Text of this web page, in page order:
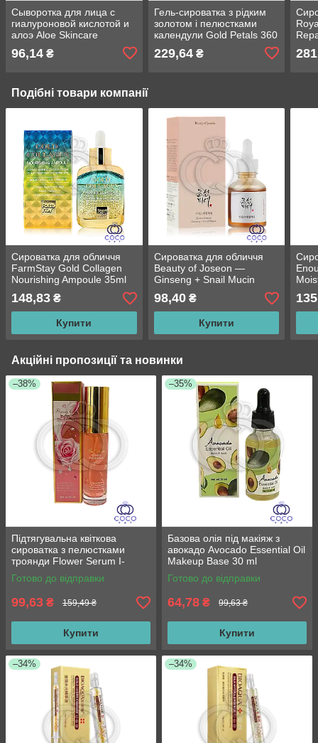
Сыворотка для лица с
гиалуроновой кислотой и
алоэ Aloe Skincare
Extract Serum Step 6
96,14 ₴
Гель-сироватка з рідким
золотом і пелюстками
календули Gold Petals 360
229,64₴
Подібні товари компанії
Сироватка для обличчя
FarmStay Gold Collagen
Nourishing Ampoule 35ml
148,83 ₴
Купити
Сироватка для обличчя
Beauty of Joseon —
Ginseng + Snail Mucin
30ml
98,40₴
Купити
Акційні пропозиції та новинки
–38%
Підтягувальна квіткова
сироватка з пелюстками
троянди Flower Serum I-
Depth Nourishment 35 ml
Готово до відправки
99,63 ₴ 159,49 ₴
Купити
–35%
Базова олія під макіяж з
авокадо Avocado Essential Oil
Makeup Base 30 ml
Готово до відправки
64,78 ₴ 99,63 ₴
Купити
–34% –34%